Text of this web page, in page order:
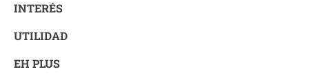
INTERÉS
UTILIDAD
EH PLUS